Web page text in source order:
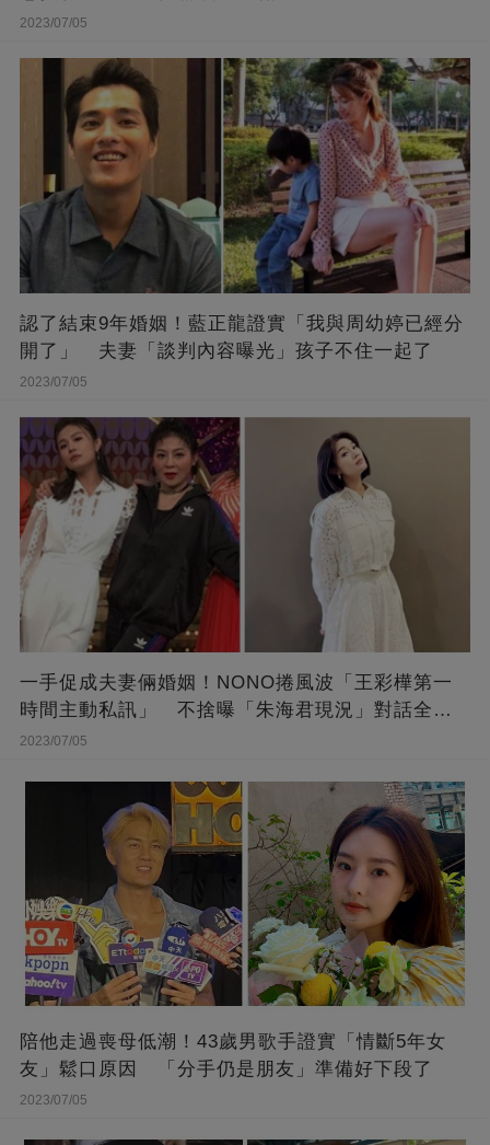
2023/07/05
認了結束9年婚姻！藍正龍證實「我與周幼婷已經分
開了」 夫妻「談判內容曝光」孩子不住一起了
2023/07/05
一手促成夫妻倆婚姻！NONO捲風波「王彩樺第一
時間主動私訊」 不捨曝「朱海君現況」對話全公
開
2023/07/05
陪他走過喪母低潮！43歲男歌手證實「情斷5年女
友」鬆口原因 「分手仍是朋友」準備好下段了
2023/07/05